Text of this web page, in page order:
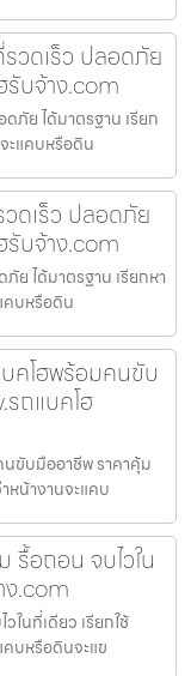
วดเร็ว ปลอดภัย
รับจ้าง.com
ภัย ได้มาตรฐาน เรียก
ะแคบหรือดิน
ดเร็ว ปลอดภัย
รับจ้าง.com
ย ได้มาตรฐาน เรียกหา
คบหรือดิน
คโฮพร้อมคนขับ
ถแบคโฮ
นขับมืออาชีพ ราคาคุ้ม
หน้างานจะแคบ
รื้อถอน จบไวใน
ง.com
นที่เดียว เรียกใช้
บหรือดินจะแข